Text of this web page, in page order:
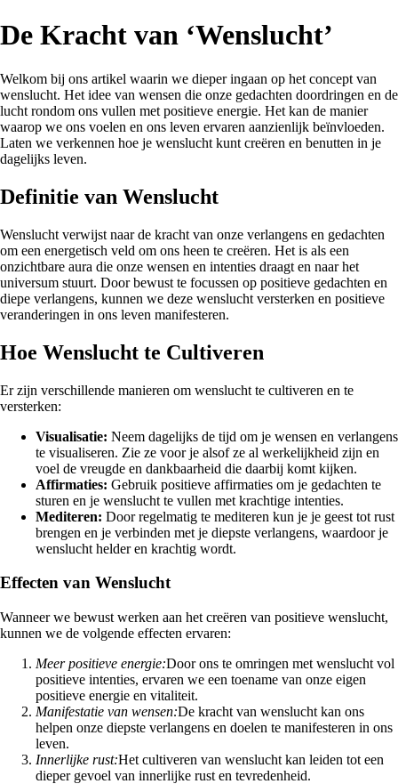
De Kracht van ‘Wenslucht’
Welkom bij ons artikel waarin we dieper ingaan op het concept van
wenslucht. Het idee van wensen die onze gedachten doordringen en de
lucht rondom ons vullen met positieve energie. Het kan de manier
waarop we ons voelen en ons leven ervaren aanzienlijk beïnvloeden.
Laten we verkennen hoe je wenslucht kunt creëren en benutten in je
dagelijks leven.
Definitie van Wenslucht
Wenslucht verwijst naar de kracht van onze verlangens en gedachten
om een energetisch veld om ons heen te creëren. Het is als een
onzichtbare aura die onze wensen en intenties draagt en naar het
universum stuurt. Door bewust te focussen op positieve gedachten en
diepe verlangens, kunnen we deze wenslucht versterken en positieve
veranderingen in ons leven manifesteren.
Hoe Wenslucht te Cultiveren
Er zijn verschillende manieren om wenslucht te cultiveren en te
versterken:
Visualisatie: Neem dagelijks de tijd om je wensen en verlangens
te visualiseren. Zie ze voor je alsof ze al werkelijkheid zijn en
voel de vreugde en dankbaarheid die daarbij komt kijken.
Affirmaties: Gebruik positieve affirmaties om je gedachten te
sturen en je wenslucht te vullen met krachtige intenties.
Mediteren: Door regelmatig te mediteren kun je je geest tot rust
brengen en je verbinden met je diepste verlangens, waardoor je
wenslucht helder en krachtig wordt.
Effecten van Wenslucht
Wanneer we bewust werken aan het creëren van positieve wenslucht,
kunnen we de volgende effecten ervaren:
Meer positieve energie:Door ons te omringen met wenslucht vol
positieve intenties, ervaren we een toename van onze eigen
positieve energie en vitaliteit.
Manifestatie van wensen:De kracht van wenslucht kan ons
helpen onze diepste verlangens en doelen te manifesteren in ons
leven.
Innerlijke rust:Het cultiveren van wenslucht kan leiden tot een
dieper gevoel van innerlijke rust en tevredenheid.